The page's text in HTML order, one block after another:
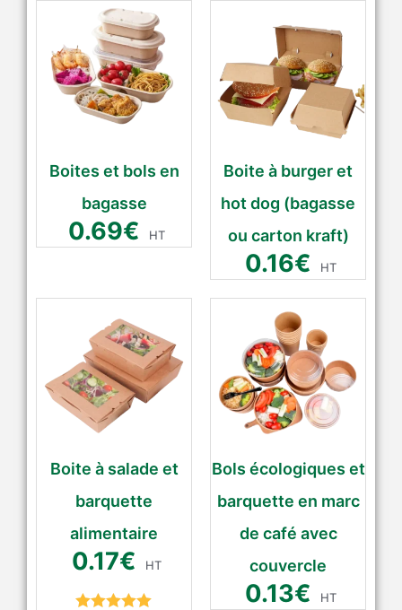
Boites et bols en
bagasse
0.69€ HT
Boite à burger et
hot dog (bagasse
ou carton kraft)
0.16€ HT
Boite à salade et
barquette
alimentaire
0.17€ HT
Bols écologiques et
barquette en marc
de café avec
couvercle
0.13€ HT